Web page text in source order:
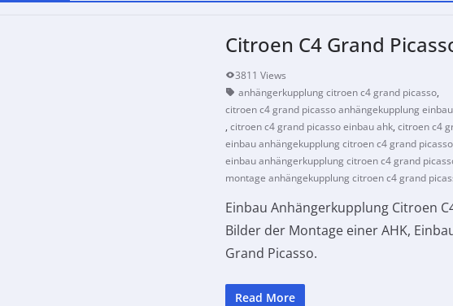
Citroen C4 Grand
3811 Views
anhängerkupplung citroen c4 grand picasso,
citroen c4 grand picasso anhängekupplung einbau
, citroen c4 grand picasso einbau ahk, citroen c4
einbau anhängekupplung citroen c4 grand picasso
einbau anhängerkupplung citroen c4 grand
montage anhängekupplung citroen c4 grand
Einbau Anhängerkupplung Citroen
Bilder der Montage einer AHK,
Grand Picasso.
Read More